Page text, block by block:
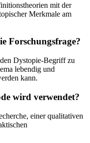
mit der
Merkmale am
Forschungsfrage?
Dystopie-Begriff zu
lebendig und
kann.
wird verwendet?
einer qualitativen